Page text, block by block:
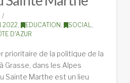
2022, EDUCATION, SOCIAL,
D'AZUR
prioritaire de la politique de la
Grasse, dans les Alpes
Sainte Marthe est un lieu